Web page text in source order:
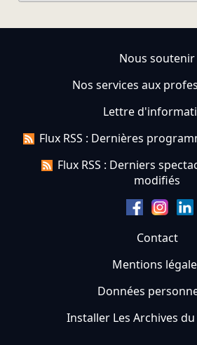
Nous soutenir
Nos services aux
Lettre
Flux RSS : Dernières
Flux RSS : Derniers
modifiés
Contact
Mentions
Données
Installer Les Archives